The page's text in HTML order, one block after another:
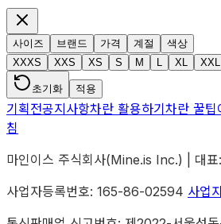
사이즈 브랜드 가격 계절
색상
XXXS
XXS XS S M L XL XXL
초기화 적용
기획전공지사항차란 활용하기차란 꿀팁
침
마인이스 주식회사(Mine.is Inc.) | 대표
사업자등록번호: 165-86-02594 사업